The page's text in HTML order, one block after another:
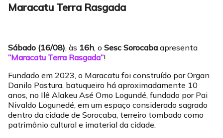
Maracatu Terra Rasgada
Sábado (16/08), às 16h, o Sesc Sorocaba apresenta
”Maracatu Terra Rasgada”!
Fundado em 2023, o Maracatu foi construído por Organ
Danilo Pastura, batuqueiro há aproximadamente 10
anos, no Ilê Alakeu Asé Omo Logundé, fundado por Pai
Nivaldo Logunedé, em um espaço considerado sagrado
dentro da cidade de Sorocaba, terreiro tombado como
patrimônio cultural e imaterial da cidade.